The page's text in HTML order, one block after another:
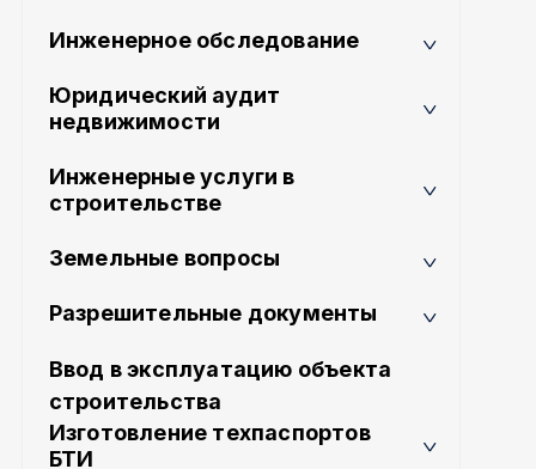
Инженерное обследование
Юридический аудит
недвижимости
Инженерные услуги в
строительстве
Земельные вопросы
Разрешительные документы
Ввод в эксплуатацию объекта
строительства
Изготовление техпаспортов
БТИ